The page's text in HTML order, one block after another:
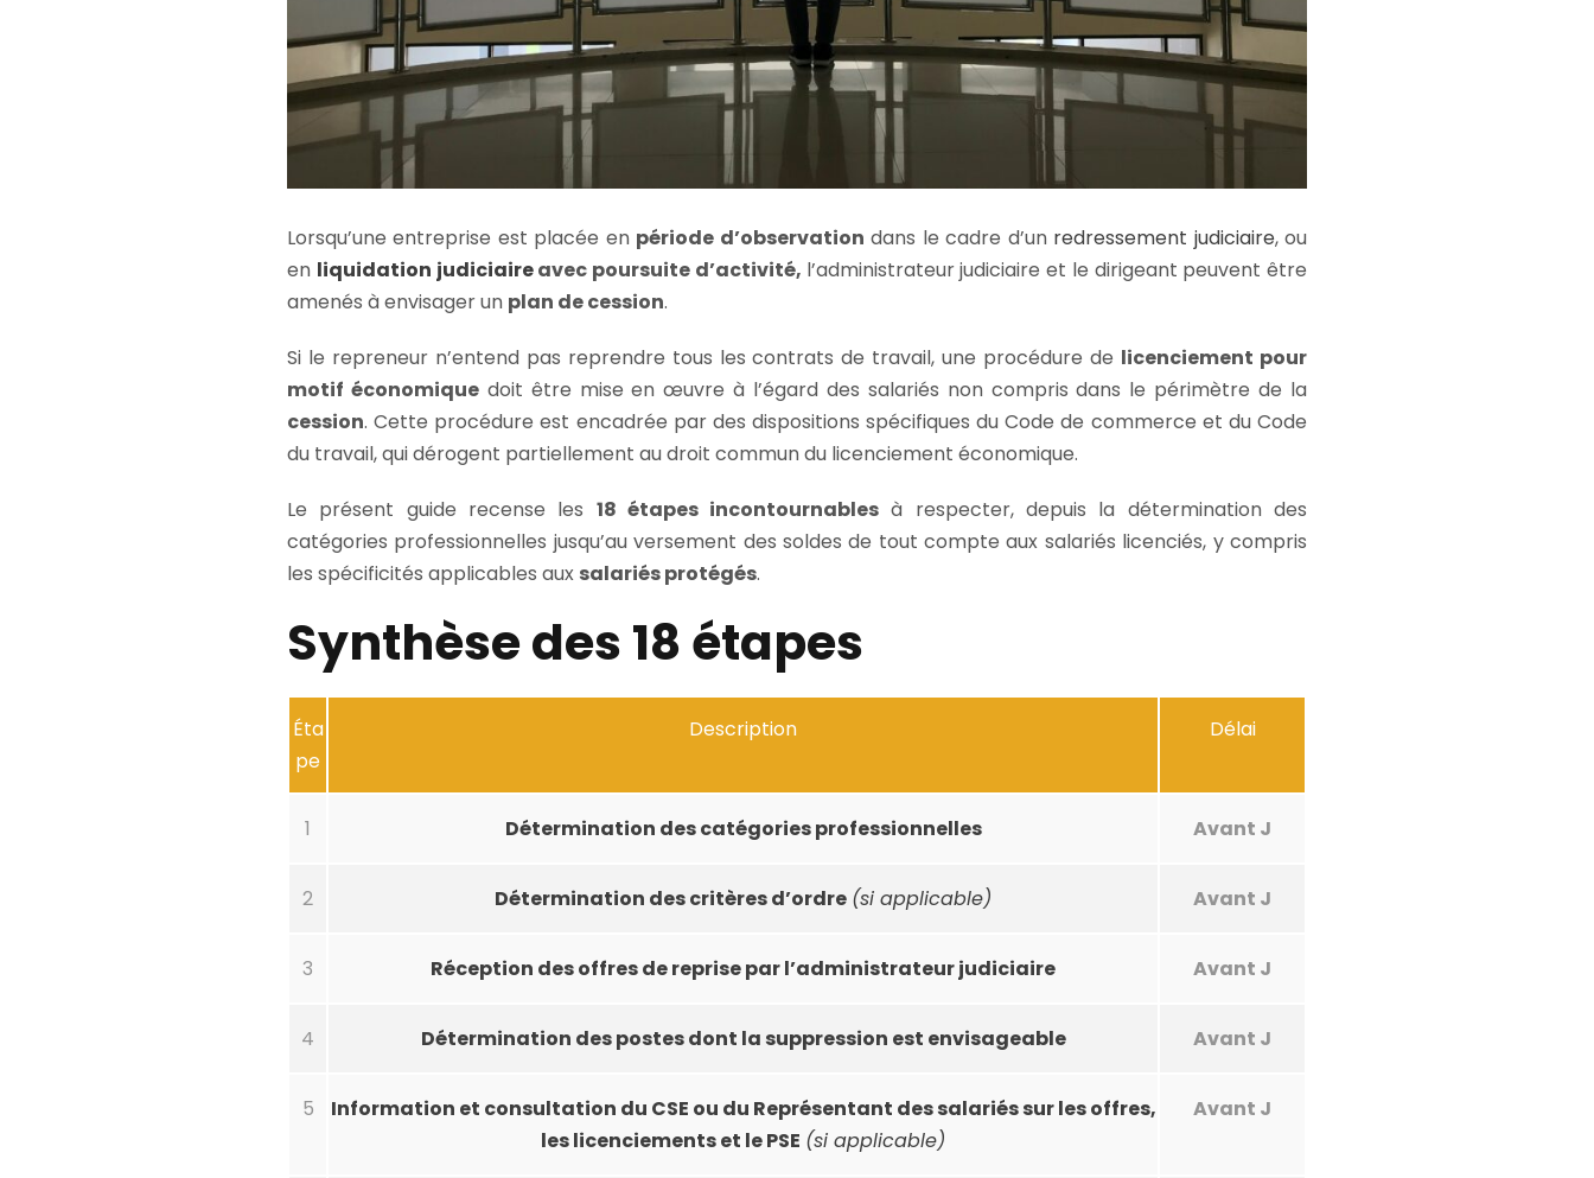
Lorsqu’une entreprise est placée en période d’observation dans le cadre d’un redressement judiciaire, ou
en liquidation judiciaireavec poursuite d’activité, l’administrateur judiciaire et le dirigeant peuvent être
amenés à envisager un plan de cession.
Si le repreneur n’entend pas reprendre tous les contrats de travail, une procédure de licenciement pour
motif économiquedoit être mise en œuvre à l’égard des salariés non compris dans le périmètre de la
cession. Cette procédure est encadrée par des dispositions spécifiques du Code de commerce et du Code
du travail, qui dérogent partiellement au droit commun du licenciement économique.
Le présent guide recense les 18 étapes incontournables à respecter, depuis la détermination des
catégories professionnelles jusqu’au versement des soldes de tout compte aux salariés licenciés, y compris
les spécificités applicables aux salariés protégés.
Synthèse des 18 étapes
Éta
pe
Description Délai
1 Détermination des catégories professionnelles Avant J
2 Détermination des critères d’ordre (si applicable) Avant J
3 Réception des offres de reprise par l’administrateur judiciaire Avant J
4 Détermination des postes dont la suppression est envisageable Avant J
5
Information et consultation du CSE ou du Représentant des salariés sur les offres,
les licenciements et le PSE (si applicable)
Avant J